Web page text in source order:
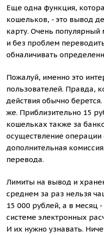
Еще одна функция,
кошельков, - это вывод
карту. Очень
и без проблем
обналичивать
Пожалуй, именно это
пользователей. Правда,
действия обычно
же. Приблизительно 15
кошельках также за
осуществление операции
дополнительная
перевода.
Лимиты на вывод и
среднем за раз нельзя
15 000 рублей, а в месяц
системе электронных
И их нужно узнавать.